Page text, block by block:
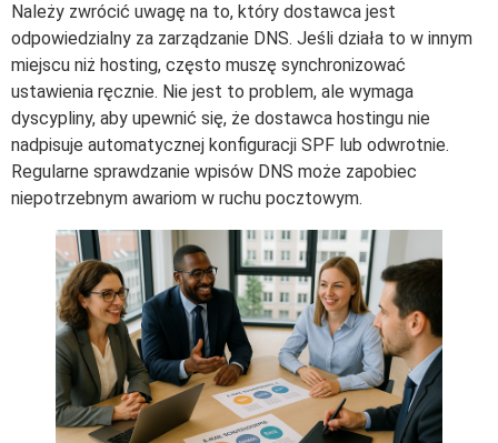
Należy zwrócić uwagę na to, który dostawca jest
odpowiedzialny za zarządzanie DNS. Jeśli działa to w innym
miejscu niż hosting, często muszę synchronizować
ustawienia ręcznie. Nie jest to problem, ale wymaga
dyscypliny, aby upewnić się, że dostawca hostingu nie
nadpisuje automatycznej konfiguracji SPF lub odwrotnie.
Regularne sprawdzanie wpisów DNS może zapobiec
niepotrzebnym awariom w ruchu pocztowym.